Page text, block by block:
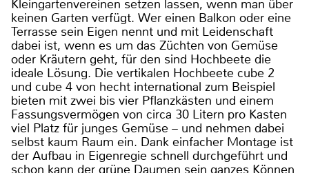
Kleingartenvereinen setzen lassen, wenn man über
keinen Garten verfügt. Wer einen Balkon oder eine
Terrasse sein Eigen nennt und mit Leidenschaft
dabei ist, wenn es um das Züchten von Gemüse
oder Kräutern geht, für den sind Hochbeete die
ideale Lösung. Die vertikalen Hochbeete cube 2
und cube 4 von hecht international zum Beispiel
bieten mit zwei bis vier Pflanzkästen und einem
Fassungsvermögen von circa 30 Litern pro Kasten
viel Platz für junges Gemüse – und nehmen dabei
selbst kaum Raum ein. Dank einfacher Montage ist
der Aufbau in Eigenregie schnell durchgeführt und
schon kann der grüne Daumen sein ganzes Können